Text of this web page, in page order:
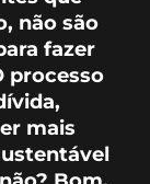
não são
fazer
processo
mais